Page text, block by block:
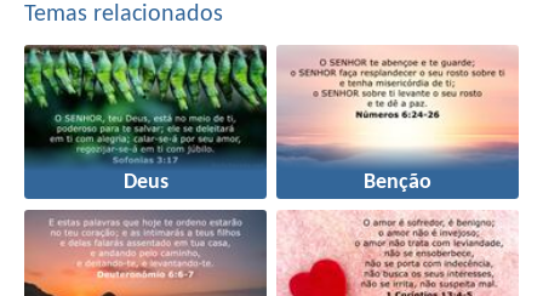
Temas relacionados
Deus Benção